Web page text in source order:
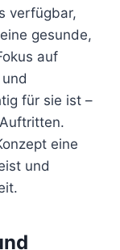
verfügbar,
gesunde,
auf
für sie ist –
eine
und